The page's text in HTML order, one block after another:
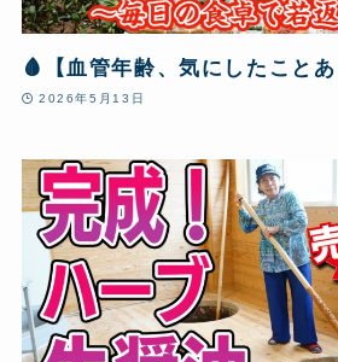
🩸【血管年齢、気にしたことあ
2026年5月13日